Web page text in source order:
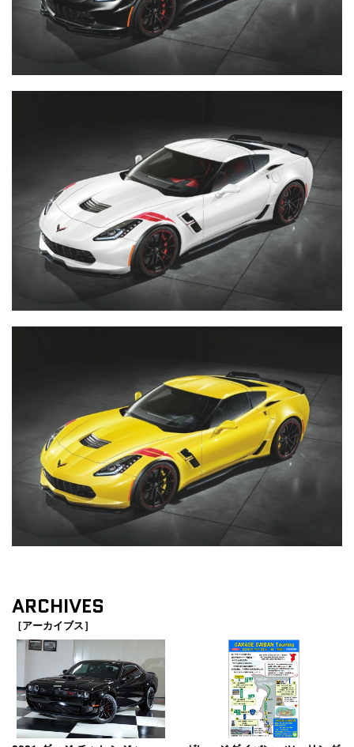
ARCHIVES
［アーカイブス］